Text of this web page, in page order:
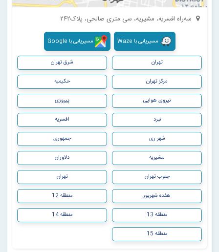
سه‌راه افسریه، مشیریه، سی متری صالحی، پلاک۲۴۲
مسیریابی با Waze مسیریابی با Google
تهران شرق تهران
مرکز تهران حکیمیه
نیروی هوایی پیروزی
نبرد افسریه
شهر ری جمهوری
مشیریه دلاوران
جنوب تهران تهران
هفده شهریور منطقه 12
منطقه 13 منطقه 14
منطقه 15